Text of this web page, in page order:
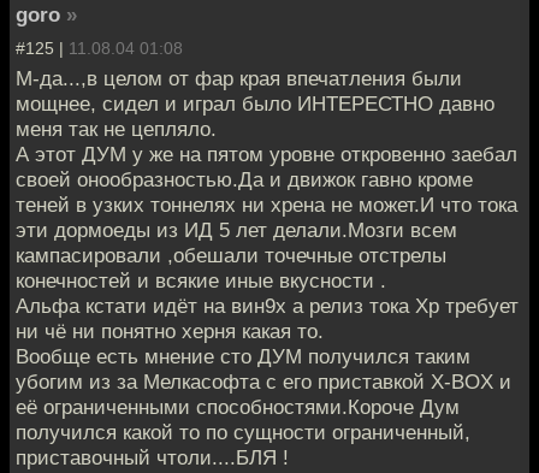
goro »
#125 | 11.08.04 01:08
М-да...,в целом от фар края впечатления были
мощнее, сидел и играл было ИНТЕРЕСТНО давно
меня так не цепляло.
А этот ДУМ у же на пятом уровне откровенно заебал
своей онообразностью.Да и движок гавно кроме
теней в узких тоннелях ни хрена не может.И что тока
эти дормоеды из ИД 5 лет делали.Мозги всем
кампасировали ,обешали точечные отстрелы
конечностей и всякие иные вкусности .
Альфа кстати идёт на вин9х а релиз тока Хр требует
ни чё ни понятно херня какая то.
Вообще есть мнение сто ДУМ получился таким
убогим из за Мелкасофта с его приставкой Х-BOX и
её ограниченными способностями.Короче Дум
получился какой то по сущности ограниченный,
приставочный чтоли....БЛЯ !